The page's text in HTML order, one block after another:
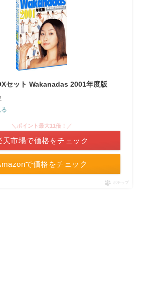
セット Wakanadas 2001年度版
で価格をチェック
＼ポイント最大11倍！／
天市場で価格をチェック
ポチップ